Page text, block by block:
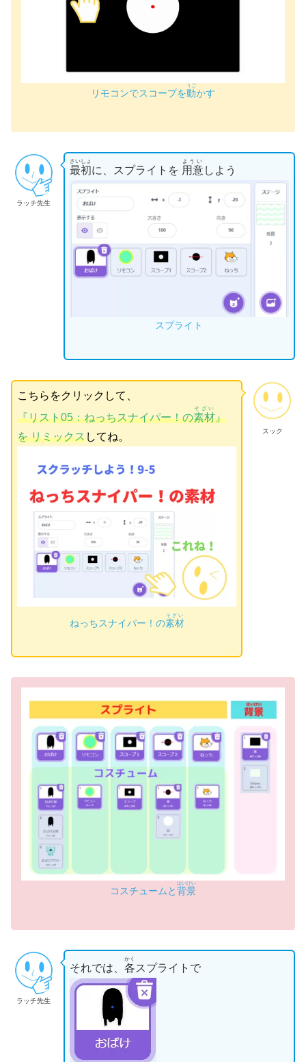
リモコンでスコープを動
うご
かす
ラッチ先生
最初
さいしょ
に、スプライトを 用意
ようい
しよう
スプライト
スック
こちらをクリックして、
『リスト05：ねっちスナイパー！の素材
そざい
』
を リミックスしてね。
ねっちスナイパー！の素材
そざい
コスチュームと背景
はいけい
ラッチ先生
それでは、 各
かく
スプライトで